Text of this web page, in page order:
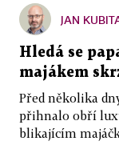
JAN
Hledá se
majákem
Před několika
přihnalo obří
blikajícím